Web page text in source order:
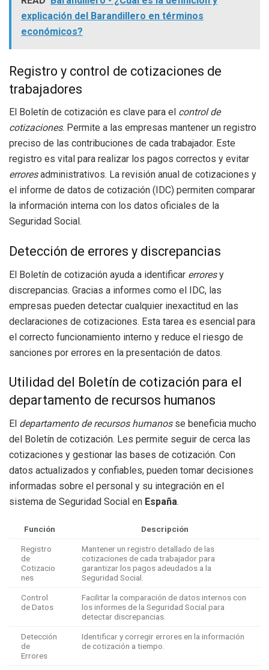
explicación del Barandillero en términos
económicos?
Registro y control de cotizaciones de
trabajadores
El Boletín de cotización es clave para el control de
cotizaciones. Permite a las empresas mantener un registro
preciso de las contribuciones de cada trabajador. Este
registro es vital para realizar los pagos correctos y evitar
erroresadministrativos. La revisión anual de cotizaciones y
el informe de datos de cotización (IDC) permiten comparar
la información interna con los datos oficiales de la
Seguridad Social.
Detección de errores y discrepancias
El Boletín de cotización ayuda a identificar erroresy
discrepancias. Gracias a informes como el IDC, las
empresas pueden detectar cualquier inexactitud en las
declaraciones de cotizaciones. Esta tarea es esencial para
el correcto funcionamiento interno y reduce el riesgo de
sanciones por errores en la presentación de datos.
Utilidad del Boletín de cotización para el
departamento de recursos humanos
El departamento de recursos humanosse beneficia mucho
del Boletín de cotización. Les permite seguir de cerca las
cotizaciones y gestionar las bases de cotización. Con
datos actualizados y confiables, pueden tomar decisiones
informadas sobre el personal y su integración en el
sistema de Seguridad Social en España.
Función Descripción
Registro
de
Cotizacio
nes
Mantener un registro detallado de las
cotizaciones de cada trabajador para
garantizar los pagos adeudados a la
Seguridad Social.
Control
de Datos
Facilitar la comparación de datos internos con
los informes de la Seguridad Social para
detectar discrepancias.
Detección
de
Errores
Identificar y corregir errores en la información
de cotización a tiempo.